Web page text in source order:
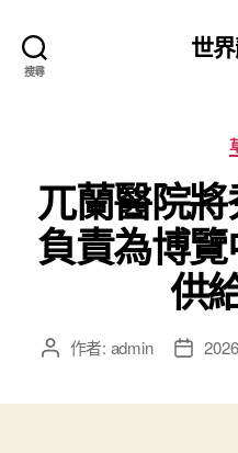
搜尋
世
兀蘭醫院
負責為博
供
文 作者: admin
文